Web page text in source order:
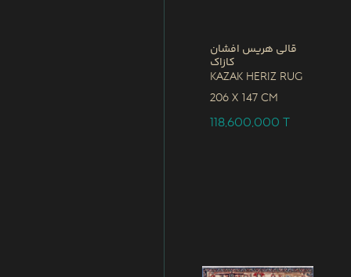
قالی هریس افشان
کازاک
Kazak Heriz Rug
206 x 147 CM
118,600,000T